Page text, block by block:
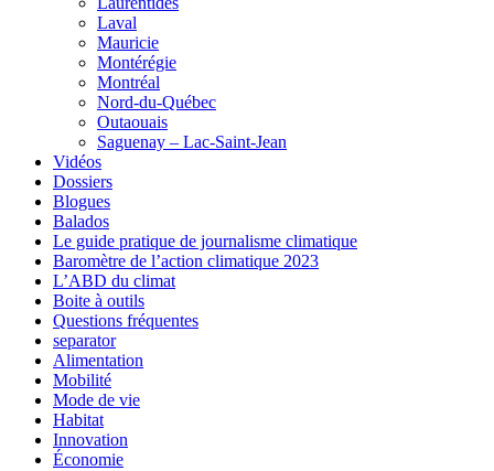
Laval
Mauricie
Montérégie
Montréal
Nord-du-Québec
Outaouais
Saguenay – Lac-Saint-Jean
Vidéos
Dossiers
Blogues
Balados
Le guide pratique de journalisme climatique
Baromètre de l’action climatique 2023
L’ABD du climat
Boite à outils
Questions fréquentes
separator
Alimentation
Mobilité
Mode de vie
Habitat
Innovation
Économie